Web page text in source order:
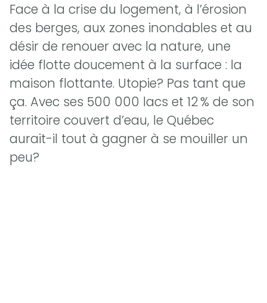
Face à la crise du logement, à l’érosion
des berges, aux zones inondables et au
désir de renouer avec la nature, une
idée flotte doucement à la surface : la
maison flottante. Utopie? Pas tant que
ça. Avec ses 500 000 lacs et 12 % de son
territoire couvert d’eau, le Québec
aurait-il tout à gagner à se mouiller un
peu?